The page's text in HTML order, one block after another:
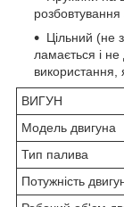
розбовтування
Цільний (не
ламається і
використання,
ВИГУН
Модель двигуна
Тип палива
Потужність